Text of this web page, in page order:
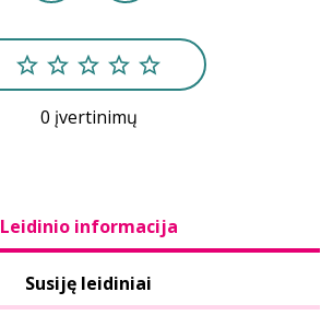
0 įvertinimų
Leidinio informacija
Susiję leidiniai